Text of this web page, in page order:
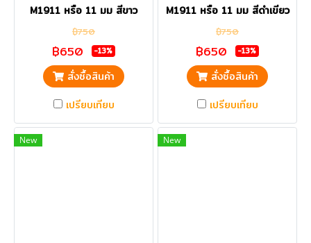
M1911 หรือ 11 มม สีขาว
฿750
฿650 -13%
สั่งซื้อสินค้า
เปรียบเทียบ
M1911 หรือ 11 มม สีดำเขียว
฿750
฿650 -13%
สั่งซื้อสินค้า
เปรียบเทียบ
New New